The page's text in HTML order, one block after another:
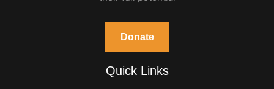
Donate
Quick Links